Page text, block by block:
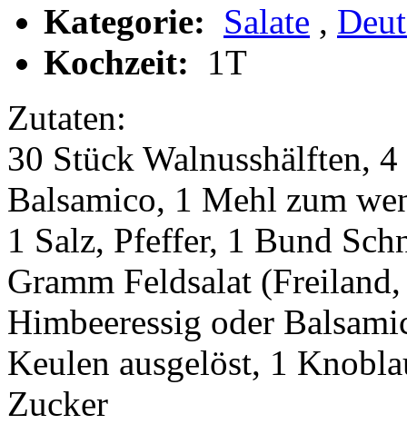
Kategorie: Salate ,
Kochzeit:
1T
Zutaten:
30 Stück Walnusshälften,
Balsamico, 1 Mehl zum
1 Salz, Pfeffer, 1 Bund
Gramm Feldsalat
Himbeeressig oder
Keulen ausgelöst, 1
Zucker